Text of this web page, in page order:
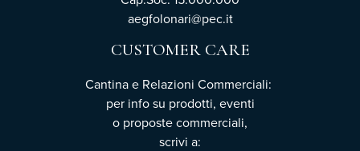
aegfolonari@pec.it
CUSTOMER CARE
Cantina e Relazioni Commerciali:
per info su prodotti, eventi
o proposte commerciali,
scrivi a: